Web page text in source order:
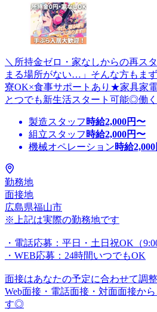
＼所持金ゼロ・家なしからの再ス
まる場所がない…」そんな方もま
寮OK×食事サポートあり★家具家
とつでも新生活スタート可能◎働
製造スタッフ 時給2,000円〜
組立スタッフ 時給2,000円〜
機械オペレーション時給2,000
勤務地
面接地
広島県福山市
※上記は実際の勤務地です
・電話応募：平日・土日祝OK（
・WEB応募：24時間いつでもOK
面接はあなたの予定に合わせて調整
Web面接・電話面接・対面面接か
す◎